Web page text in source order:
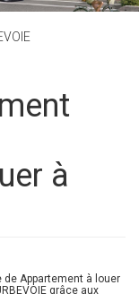
à
Appartement à louer
grâce aux